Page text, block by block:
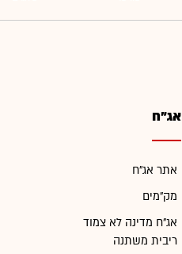
אג"ח
אתר אג"ח
מק"מים
אג"ח מדינה לא צמוד
ריבית משתנה